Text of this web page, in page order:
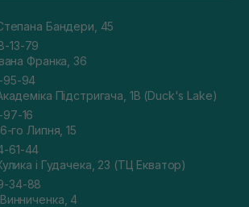
Бандери, 45
13-79
Франка, 36
95-94
Підстригача, 1В (Duck's Lake)
97-16
го Липня, 15
61-44
і Гудачека, 23 (ТЦ Екватор)
34-88
4